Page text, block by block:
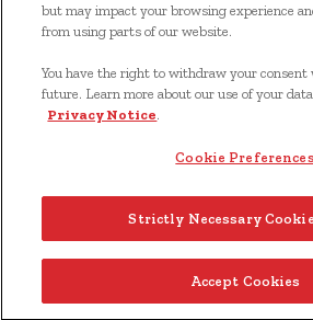
COUPONS
*© 2024, marque de commerce de
Cookie Preferences Avis de
Conditions d’utilisation
but may impact your browsing experience
from using parts of our website.
You have the right to withdraw your
future. Learn more about our use of your
Privacy Notice.
Cookie Preferences
Strictly Necessary
Accept Cookies